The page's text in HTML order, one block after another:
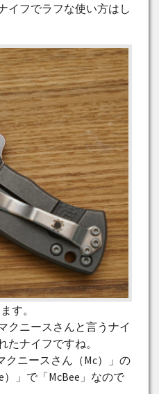
イフでラフな使い方はし
す。
クニースさんと言うナイ
たナイフですね。
クニースさん（Mc）」の
」で「McBee」なので